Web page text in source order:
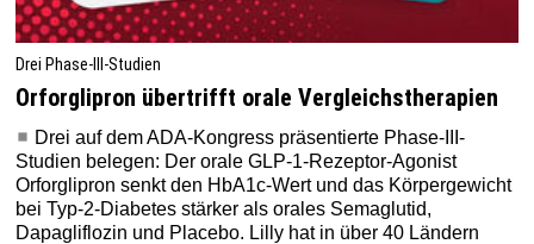
Drei Phase-III-Studien
Orforglipron übertrifft orale Vergleichstherapien
Drei auf dem ADA-Kongress präsentierte Phase-III-
Studien belegen: Der orale GLP-1-Rezeptor-Agonist
Orforglipron senkt den HbA1c-Wert und das Körpergewicht
bei Typ-2-Diabetes stärker als orales Semaglutid,
Dapagliflozin und Placebo. Lilly hat in über 40 Ländern